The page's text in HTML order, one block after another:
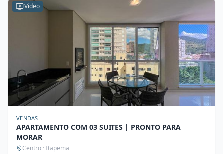
Vídeo
VENDAS
APARTAMENTO COM 03 SUITES | PRONTO PARA
MORAR
Centro · Itapema